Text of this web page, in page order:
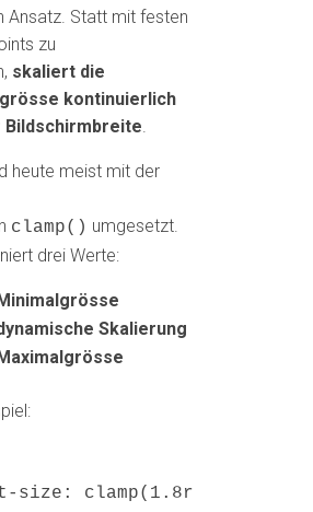
Ansatz. Statt mit festen
zu
skaliert die
kontinuierlich
Bildschirmbreite.
heute meist mit der
clamp() umgesetzt.
drei Werte:
Skalierung
size: clamp( 1.8rem